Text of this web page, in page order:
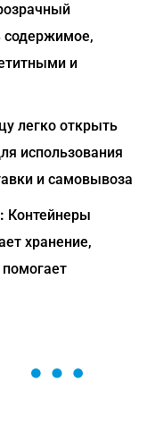
содержимое,
и
легко открыть
использования
и самовывоза
Контейнеры
хранение,